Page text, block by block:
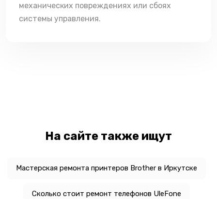
механических повреждениях или сбоях
системы управления.
На сайте также ищут
Мастерская ремонта принтеров Brother в Иркутске
Сколько стоит ремонт телефонов UleFone